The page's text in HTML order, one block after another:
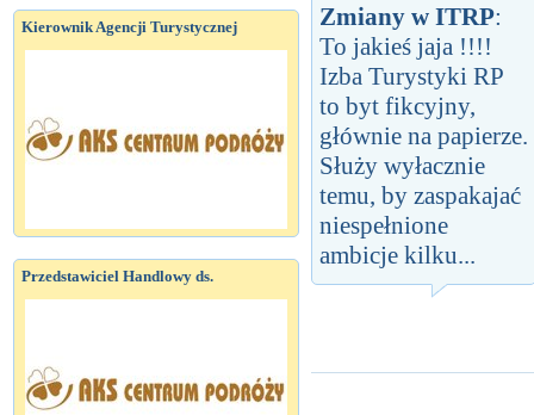
Kierownik Agencji Turystycznej
Przedstawiciel Handlowy ds.
Zmiany w ITRP:
To jakieś jaja !!!!
Izba Turystyki RP
to byt fikcyjny,
głównie na papierze.
Służy wyłacznie
temu, by zaspakajać
niespełnione
ambicje kilku...